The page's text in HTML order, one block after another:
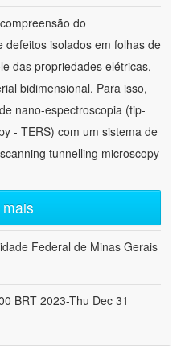
do
isolados em folhas de
das propriedades elétricas,
bidimensional. Para isso,
nano-espectroscopia (tip-
- TERS) com um sistema de
tunnelling microscopy
Federal de Minas Gerais
BRT 2023-Thu Dec 31